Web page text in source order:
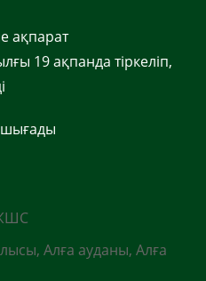
ақпарат
19 ақпанда тіркеліп,
шығады
Алға ауданы, Алға